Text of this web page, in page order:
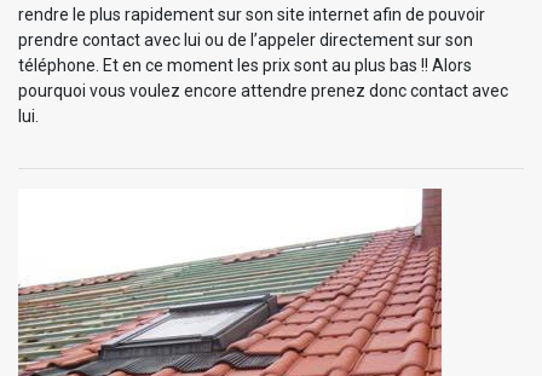
rendre le plus rapidement sur son site internet afin de pouvoir
prendre contact avec lui ou de l’appeler directement sur son
téléphone. Et en ce moment les prix sont au plus bas !! Alors
pourquoi vous voulez encore attendre prenez donc contact avec
lui.